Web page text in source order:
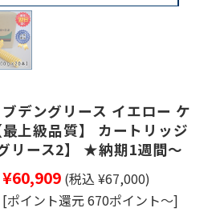
デングリース イエロー ケ
上級品質】 カートリッジ
リース2】 ★納期1週間～
¥60,909 (税込 ¥67,000)
[ポイント還元 670ポイント～]